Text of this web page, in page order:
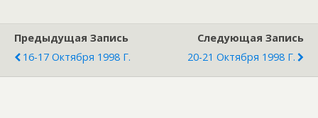
Предыдущая Запись
16-17 Октября 1998 Г.
Следующая Запись
20-21 Октября 1998 Г.